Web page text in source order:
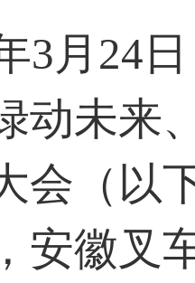
月24日
动未来
会（以
安徽叉